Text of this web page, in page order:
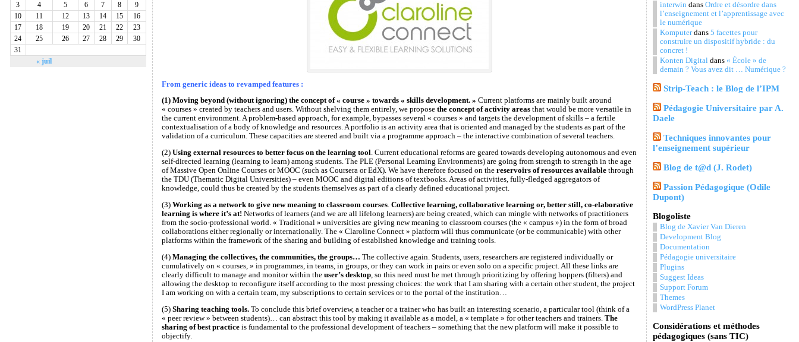
« juil
3
4 5 6 7 8
9
10
11 12 13 14 15
16
17
18 19 20 21 22
23
24
25 26 27 28 29
30
31
From generic ideas to revamped features :
(1) Moving beyond (without ignoring) the concept of « course » towards « skills development. » Current platforms are mainly built around
« courses » created by teachers and users. Without shelving them entirely, we propose the concept of activity areasthat would be more versatile in
the current environment. A problem-based approach, for example, bypasses several « courses » and targets the development of skills – a fertile
contextualisation of a body of knowledge and resources. A portfolio is an activity area that is oriented and managed by the students as part of the
validation of a curriculum. These capacities are steered and built via a programme approach – the interactive combination of several teachers.
(2) Using external resources to better focus on the learning tool. Current educational reforms are geared towards developing autonomous and even
self-directed learning (learning to learn) among students. The PLE (Personal Learning Environments) are going from strength to strength in the age
of Massive Open Online Courses or MOOC (such as Coursera or EdX). We have therefore focused on the reservoirs of resources availablethrough
the TDU (Thematic Digital Universities) – even MOOC and digital editions of textbooks. Areas of activities, fully-fledged aggregators of
knowledge, could thus be created by the students themselves as part of a clearly defined educational project.
(3) Working as a network to give new meaning to classroom courses. Collective learning, collaborative learning or, better still, co-elaborative
learning is where it’s at! Networks of learners (and we are all lifelong learners) are being created, which can mingle with networks of practitioners
from the socio-professional world. « Traditional » universities are giving new meaning to classroom courses (the « campus ») in the form of broad
collaborations either regionally or internationally. The « Claroline Connect » platform will thus communicate (or be communicable) with other
platforms within the framework of the sharing and building of established knowledge and training tools.
(4) Managing the collectives, the communities, the groups… The collective again. Students, users, researchers are registered individually or
cumulatively on « courses, » in programmes, in teams, in groups, or they can work in pairs or even solo on a specific project. All these links are
clearly difficult to manage and monitor within the user’s desktop, so this need must be met through prioritizing by offering hoppers (filters) and
allowing the desktop to reconfigure itself according to the most pressing choices: the work that I am sharing with a certain other student, the project
I am working on with a certain team, my subscriptions to certain services or to the portal of the institution…
(5) Sharing teaching tools.To conclude this brief overview, a teacher or a trainer who has built an interesting scenario, a particular tool (think of a
« peer review » between students)… can abstract this tool by making it available as a model, a « template » for other teachers and trainers. The
sharing of best practiceis fundamental to the professional development of teachers – something that the new platform will make it possible to
objectify.
interwin dans Ordre et désordre dans
l’enseignement et l’apprentissage avec
le numérique
Komputerdans 5 facettes pour
construire un dispositif hybride : du
concret !
Konten Digitaldans « École » de
demain ? Vous avez dit … Numérique ?
Strip-Teach : le Blog de l’IPM
Pédagogie Universitaire par A.
Daele
Techniques innovantes pour
l’enseignement supérieur
Blog de t@d (J. Rodet)
Passion Pédagogique (Odile
Dupont)
Blogoliste
Blog de Xavier Van Dieren
Development Blog
Documentation
Pédagogie universitaire
Plugins
Suggest Ideas
Support Forum
Themes
WordPress Planet
Considérations et méthodes
pédagogiques (sans TIC)